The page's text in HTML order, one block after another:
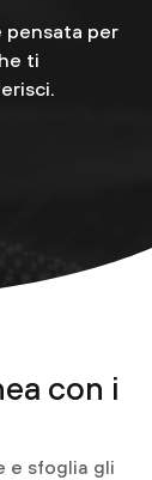
pensata per
ti
con i
e sfoglia gli